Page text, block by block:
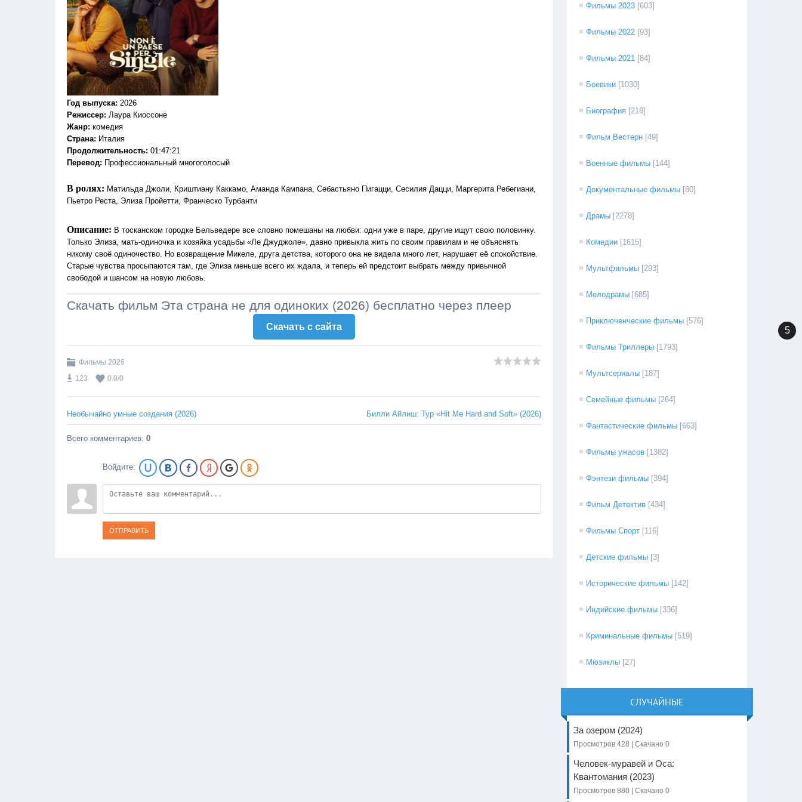
Год выпуска: 2026
Режиссер: Лаура Киоссоне
Жанр: комедия
Страна: Италия
Продолжительность: 01:47:21
Перевод: Профессиональный многоголосый
В ролях: Матильда Джоли, Криштиану Каккамо, Аманда Кампана, Себастьяно Пигацци, Сесилия Дацци, Маргерита Ребегиани,
Пьетро Реста, Элиза Пройетти, Франческо Турбанти
Описание: В тосканском городке Бельведере все словно помешаны на любви: одни уже в паре, другие ищут свою половинку.
Только Элиза, мать-одиночка и хозяйка усадьбы «Ле Джуджоле», давно привыкла жить по своим правилам и не объяснять
никому своё одиночество. Но возвращение Микеле, друга детства, которого она не видела много лет, нарушает её спокойствие.
Старые чувства просыпаются там, где Элиза меньше всего их ждала, и теперь ей предстоит выбрать между привычной
свободой и шансом на новую любовь.
Скачать фильм Эта страна не для одиноких (2026) бесплатно через плеер
Скачать c сайта
Фильмы 2026
123
0.0/0
Необычайно умные создания (2026) Билли Айлиш: Тур «Hit Me Hard and Soft» (2026)
Всего комментариев: 0
Войдите:
ОТПРАВИТЬ
Фильмы 2023 [603]
Фильмы 2022 [93]
Фильмы 2021 [84]
Боевики [1030]
Биография [218]
Фильм Вестерн [49]
Военные фильмы [144]
Документальные фильмы [80]
Драмы [2278]
Комедии [1615]
Мультфильмы [293]
Мелодрамы [685]
Приключенческие фильмы [576]
Фильмы Триллеры [1793]
Мультсериалы [187]
Семейные фильмы [264]
Фантастические фильмы [663]
Фильмы ужасов [1382]
Фэнтези фильмы [394]
Фильм Детектив [434]
Фильмы Спорт [116]
Детские фильмы [3]
Исторические фильмы [142]
Индийские фильмы [336]
Криминальные фильмы [519]
Мюзиклы [27]
СЛУЧАЙНЫЕ
За озером (2024)
Просмотров 428 | Скачано 0
Человек-муравей и Оса:
Квантомания (2023)
Просмотров 880 | Скачано 0
5